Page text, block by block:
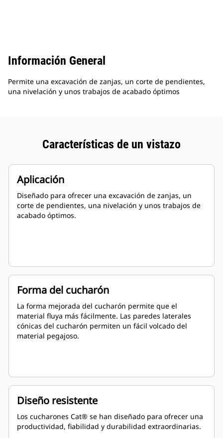
Información General
Permite una excavación de zanjas, un corte de pendientes,
una nivelación y unos trabajos de acabado óptimos
Características de un vistazo
Aplicación
Diseñado para ofrecer una excavación de zanjas, un
corte de pendientes, una nivelación y unos trabajos de
acabado óptimos.
Forma del cucharón
La forma mejorada del cucharón permite que el
material fluya más fácilmente. Las paredes laterales
cónicas del cucharón permiten un fácil volcado del
material pegajoso.
Diseño resistente
Los cucharones Cat® se han diseñado para ofrecer una
productividad, fiabilidad y durabilidad extraordinarias.